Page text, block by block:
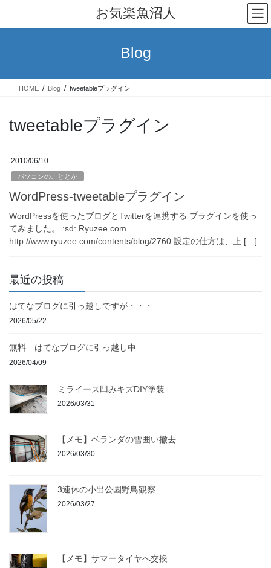
テ
ス
ゲ
ン
お気楽魚沼人
Blog
HOME Blog tweetableプラグイン
tweetableプラグイン
2010/06/10
パソコンのこととか
WordPress-tweetableプラグイン
WordPressを使ったブログとTwitterを連携する プラグインを使っ
てみました。 :sd: Ryuzee.com
http://www.ryuzee.com/contents/blog/2760 設定の仕方は、上 […]
最近の投稿
はてなブログに引っ越しですが・・・
2026/05/22
無料 はてなブログに引っ越し中
2026/04/09
ミライース凹みキズDIY塗装
2026/03/31
【メモ】ベランダの雪囲い撤去
2026/03/30
3連休の小出公園野鳥観察
2026/03/27
【メモ】サマータイヤへ交換